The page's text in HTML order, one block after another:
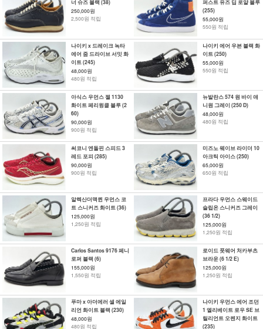
너 슈즈 블랙 (38)
250,000원
2,500원 적립
퍼스트 유즈 딥 로얄 블루
(255)
55,000원
550원 적립
나이키 x 드레이크 녹타
에어 줌 드라이브 서밋 화
이트 (245)
48,000원
480원 적립
나이키 에어 우븐 블랙 화
이트 (250)
55,000원
550원 적립
아식스 우먼스 젤 1130
화이트 페리윙클 블루 (2
60)
90,000원
900원 적립
뉴발란스 574 원 바이 애
니원 그레이 (250 D)
48,000원
480원 적립
써코니 엔돌핀 스피드 3
레드 포피 (285)
90,000원
900원 적립
미즈노 웨이브 라이더 10
아크틱 아이스 (250)
65,000원
650원 적립
알렉산더맥퀸 우먼스 코
트 스니커즈 화이트 (36)
125,000원
1,250원 적립
프라다 우먼스 스웨이드
슬립온 스니커즈 그레이
(36 1/2)
125,000원
1,250원 적립
Carlos Santos 9176 페니
로퍼 블랙 (6)
155,000원
1,550원 적립
로이드 풋웨어 처카부츠
브라운 (6 1/2 E)
125,000원
1,250원 적립
푸마 x 아더에러 셀 에일
리언 화이트 블랙 (230)
48,000원
480원 적립
나이키 우먼스 에어 조던
1 엘리베이트 로우 SE 브
릴리언트 오렌지 화이트
(235)